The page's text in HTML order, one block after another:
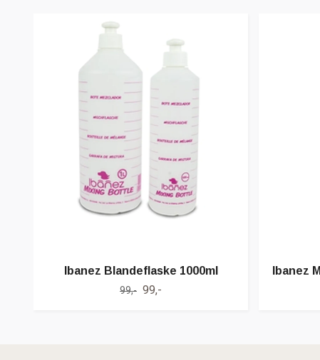
Ibanez Blandeflaske 1000ml
99,- 99,-
Ibanez